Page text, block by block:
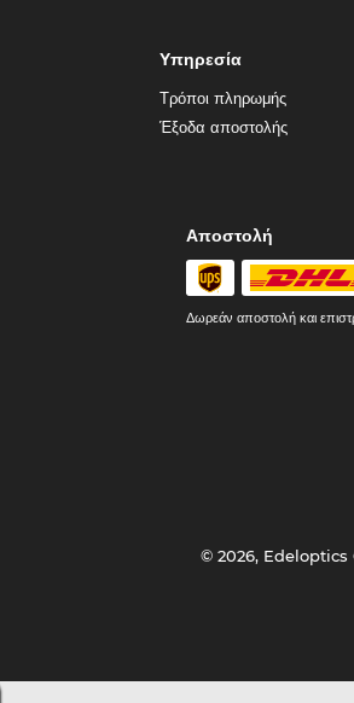
Υπηρεσία
Τρόποι πληρωμής
Έξοδα αποστολής
Αποστολή
Δωρεάν αποστολή και
© 2026, Edeloptics